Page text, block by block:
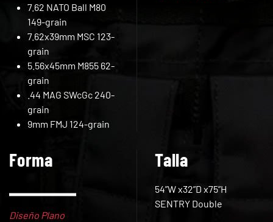
7.62 NATO Ball M80
149-grain
7.62x39mm MSC 123-
grain
5.56x45mm M855 62-
grain
.44 MAG SWcGc 240-
grain
9mm FMJ 124-grain
Forma
Diseño Plano
Talla
54”W x32”D x75”H
SENTRY Double